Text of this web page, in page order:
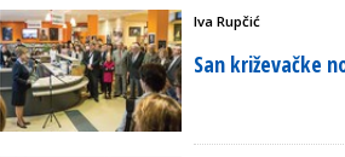
Iva Rupčić
San križevačke